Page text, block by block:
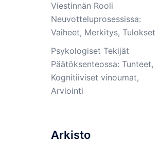
Viestinnän Rooli
Neuvotteluprosessissa:
Vaiheet, Merkitys, Tulokset
Psykologiset Tekijät
Päätöksenteossa: Tunteet,
Kognitiiviset vinoumat,
Arviointi
Arkisto